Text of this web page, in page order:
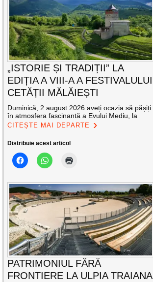
„ISTORIE ȘI TRADIȚII” LA
EDIȚIA A VIII-A A FESTIVALULUI
CETĂȚII MĂLĂIEȘTI
Duminică, 2 august 2026 aveți ocazia să pășiți
în atmosfera fascinantă a Evului Mediu, la
CITEȘTE MAI DEPARTE
Distribuie acest articol
PATRIMONIUL FĂRĂ
FRONTIERE LA ULPIA TRAIANA